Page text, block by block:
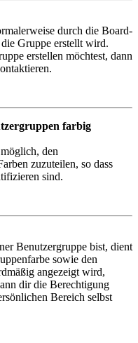
durch die Board-
Gruppe erstellt wird.
erstellen möchtest, dann
farbig
den
zuzuteilen, so dass
sind.
Benutzergruppe bist, dient
sowie den
angezeigt wird,
dir die Berechtigung
Bereich selbst